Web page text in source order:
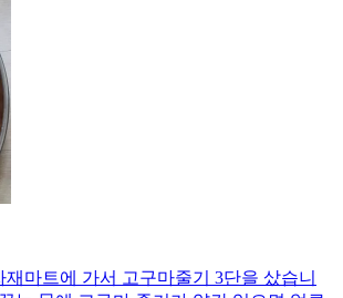
마트에 가서 고구마줄기 3단을 샀습니